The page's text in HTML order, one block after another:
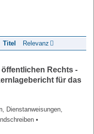
Titel Relevanz
Rechts -
für das
Dienstanweisungen,
•